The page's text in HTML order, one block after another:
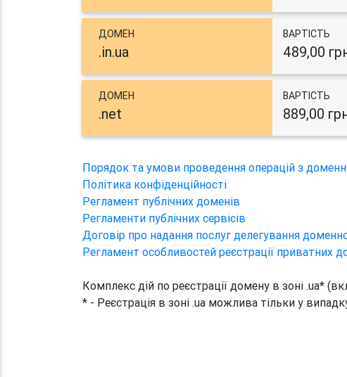
ДОМЕН
.in.ua
ВАРТІСТЬ
489,00
ДОМЕН
.net
ВАРТІСТЬ
889,00
Порядок та умови проведення операцій з
Політика конфіденційності
Регламент публічних доменів
Регламенти публічних сервісів
Договір про надання послуг делегування
Регламент особливостей реєстрації приватних
Комплекс дій по реєстрації домену в зоні .ua*
* - Реєстрація в зоні .ua можлива тільки у